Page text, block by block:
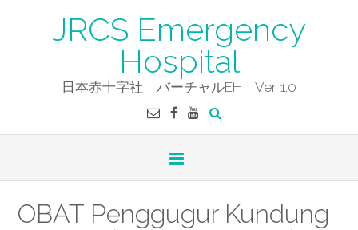
JRCS Emergency
Hospital
日本赤十字社 バーチャルEH Ver. 1.0
OBAT Penggugur Kundung